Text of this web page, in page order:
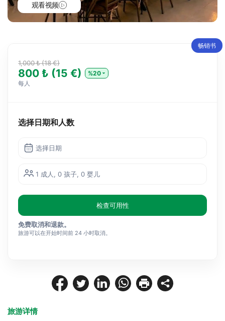
旅游详情
观看视频
畅销书
1,000 ₺ (18 €)
800 ₺ (15 €)
%20
每人
选择日期和人数
选择日期
1 成人, 0 孩子, 0 婴儿
检查可用性
免费取消和退款。
旅游可以在开始时间前 24 小时取消。